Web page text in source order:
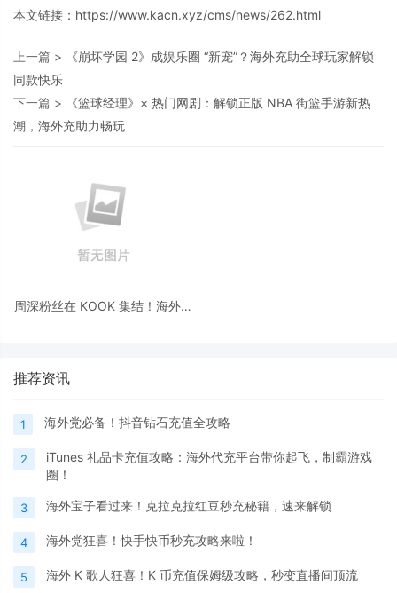
本文链接： https://www.kacn.xyz/cms/news/262.html
上一篇 >
《崩坏学园 2》成娱乐圈 “新宠”？海外充助全球玩家解锁
同款快乐
下一篇 >
《篮球经理》× 热门网剧：解锁正版 NBA 街篮手游新热
潮，海外充助力畅玩
周深粉丝在 KOOK 集结！海外歌
推荐资讯
1 海外党必备！抖音钻石充值全攻略
2
iTunes 礼品卡充值攻略：海外代充平台带你起飞，制霸游戏
圈！
3 海外宝子看过来！克拉克拉红豆秒充秘籍，速来解锁
4 海外党狂喜！快手快币秒充攻略来啦！
5 海外 K 歌人狂喜！K 币充值保姆级攻略，秒变直播间顶流